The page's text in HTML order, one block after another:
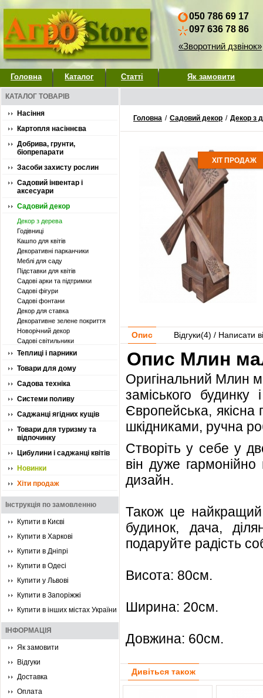
050 786 69 17
097 636 78 86
«Зворотний дзвінок»
Головна Каталог Статті Як замовити
КАТАЛОГ ТОВАРІВ
Насіння
Картопля насіннєва
Добрива, грунти,
біопрепарати
Засоби захисту рослин
Садовий інвентар і
аксесуари
Садовий декор
Декор з дерева
Годівниці
Кашпо для квітів
Декоративні парканчики
Меблі для саду
Підставки для квітів
Садові арки та підтримки
Садові фігури
Садові фонтани
Декор для ставка
Декоративне зелене покриття
Новорічний декор
Садові світильники
Теплиці і парники
Товари для дому
Садова техніка
Системи поливу
Саджанці ягідних кущів
Товари для туризму та
відпочинку
Цибулини і саджанці квітів
Новинки
Хіти продаж
Інструкція по замовленню
Купити в Києві
Купити в Харкові
Купити в Дніпрі
Купити в Одесі
Купити у Львові
Купити в Запоріжжі
Купити в інших містах України
ІНФОРМАЦІЯ
Як замовити
Відгуки
Доставка
Оплата
Головна / Садовий декор / Декор з
ХІТ ПРОДАЖ
Опис Відгуки(4) / Написати
Опис Млин
Оригінальний Млин
заміського
Європейська, якісна
шкідниками, ручна
Створіть у себе у
він дуже
дизайн.
Також це
будинок, дача,
подаруйте радість
Висота: 80см.
Ширина: 20см.
Довжина: 60см.
Дивіться також